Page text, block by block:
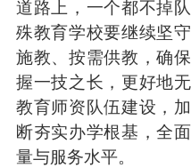
道路上，一个都不掉
殊教育学校要继续坚
施教、按需供教，确
握一技之长，更好地
教育师资队伍建设，
断夯实办学根基，全
量与服务水平。